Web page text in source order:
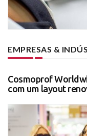
EMPRESAS &
Cosmoprof
com um layout